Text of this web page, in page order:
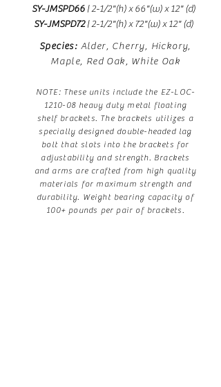
SY-JMSPD66 | 2-1/2"(h) x 66"(w) x 12" (d)
SY-JMSPD72| 2-1/2"(h) x 72"(w) x 12" (d)
Species: Alder, Cherry, Hickory,
Maple, Red Oak, White Oak
NOTE: These units include the EZ-LOC-
1210-08 heavy duty metal floating
shelf brackets. The brackets utilizes a
specially designed double-headed lag
bolt that slots into the brackets for
adjustability and strength. Brackets
and arms are crafted from high quality
materials for maximum strength and
durability. Weight bearing capacity of
100+ pounds per pair of brackets.